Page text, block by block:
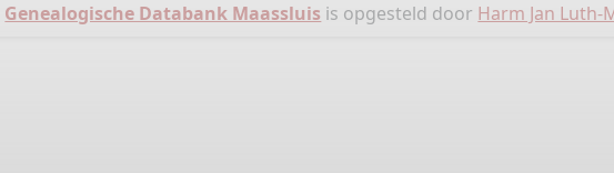
Genealogische Databank Maassluis is opgesteld door Harm Jan Luth-